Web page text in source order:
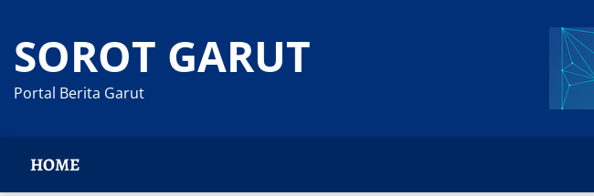
content
SOROT GARUT
Portal Berita Garut
HOME